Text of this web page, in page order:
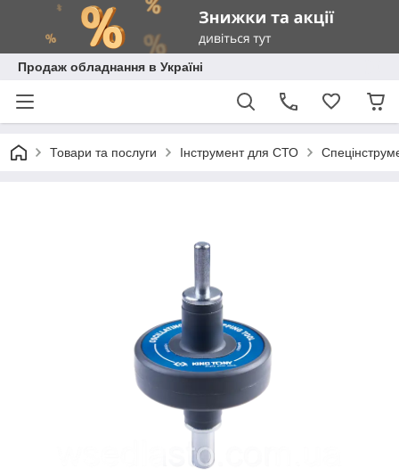
Продаж обладнання в Україні
Товари та послуги Інструмент для СТО